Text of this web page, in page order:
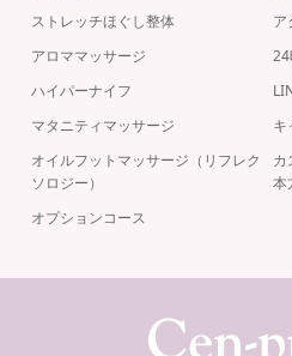
ストレッチほぐし整体
アロママッサージ
ハイパーナイフ
マタニティマッサージ
オイルフットマッサージ（リフレク
ソロジー）
オプションコース
ア
キ
カ
本